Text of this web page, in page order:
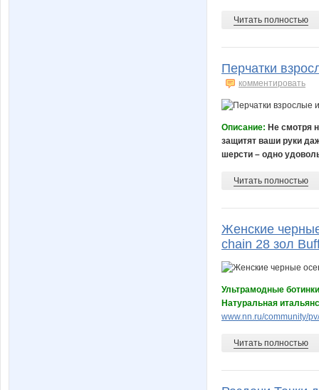
Читать полностью
Перчатки
комментировать
Описание: Не смотря
защитят ваши руки
шерсти – одно
Читать полностью
Женские
chain 28 зол
Ультрамодные
Натуральная
www.nn.ru/community/
Читать полностью